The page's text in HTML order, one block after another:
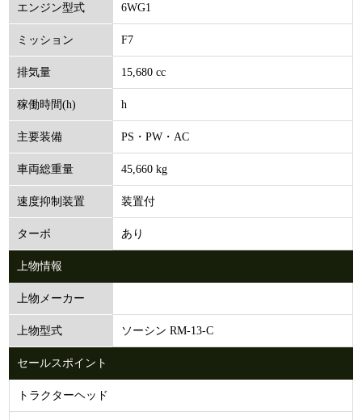
(円)
エンジン型式 6WG1
ミッション F7
排気量 15,680 cc
稼働時間(h) h
主要装備 PS・PW・AC
車両総重量 45,660 kg
速度抑制装置 装置付
ターボ あり
上物情報
上物メーカー
上物型式 ソーシン RM-13-C
セールスポイント
トラクターヘッド